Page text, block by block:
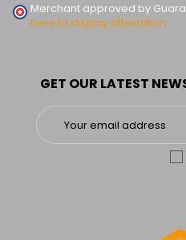
GET OUR LATEST
Merchant approved by
here to display attestation.